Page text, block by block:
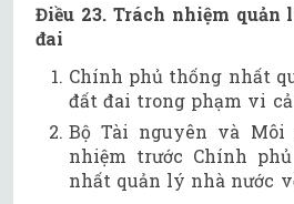
Điều 23. Trách nhiệm quản
đai
Chính phủ thống nhất
đất đai trong phạm vi cả
Bộ Tài nguyên và
nhiệm trước Chính
nhất quản lý nhà nước